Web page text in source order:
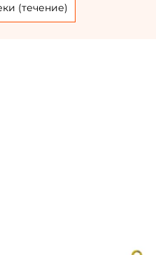
(течение)
аккаунт